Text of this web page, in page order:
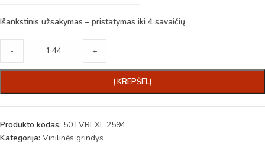
Išankstinis užsakymas – pristatymas iki 4 savaičių
- +
Į KREPŠELĮ
Produkto kodas: 50 LVREXL 2594
Kategorija: Vinilinės grindys